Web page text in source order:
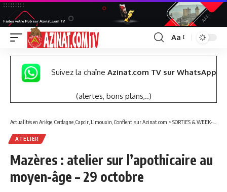
Font
Resizer
Aa
Suivez la chaîne Azinat.com TV sur WhatsApp
(alertes, bons plans,..)
Actualités en Ariège, Cerdagne, Capcir, Limouxin, Conflent, sur Azinat.com > SORTIES & WEEK-END
ATELIER
Mazères : atelier sur l’apothicaire au
moyen-âge – 29 octobre